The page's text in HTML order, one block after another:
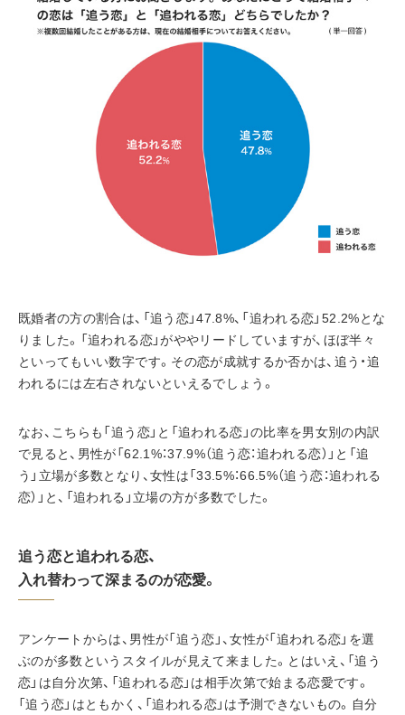
既婚者の方の割合は、「追う恋」47.8%、「追われる恋」52.2%とな
りました。「追われる恋」がややリードしていますが、ほぼ半々
といってもいい数字です。その恋が成就するか否かは、追う・追
われるには左右されないといえるでしょう。
なお、こちらも「追う恋」と「追われる恋」の比率を男女別の内訳
で見ると、男性が「62.1%：37.9%（追う恋：追われる恋）」と「追
う」立場が多数となり、女性は「33.5%：66.5%（追う恋：追われる
恋）」と、「追われる」立場の方が多数でした。
追う恋と追われる恋、
入れ替わって深まるのが恋愛。
アンケートからは、男性が「追う恋」、女性が「追われる恋」を選
ぶのが多数というスタイルが見えて来ました。とはいえ、「追う
恋」は自分次第、「追われる恋」は相手次第で始まる恋愛です。
「追う恋」はともかく、「追われる恋」は予測できないもの。自分